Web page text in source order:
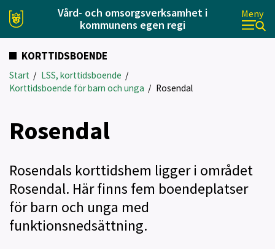
Vård- och omsorgsverksamhet i
kommunens egen regi
Meny
KORTTIDSBOENDE
Start / LSS, korttidsboende /
Korttidsboende för barn och unga / Rosendal
Rosendal
Rosendals korttidshem ligger i området
Rosendal. Här finns fem boendeplatser
för barn och unga med
funktionsnedsättning.